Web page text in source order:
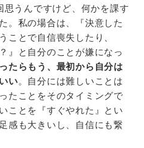
思うんですけど、何かを課す
。私の場合は、『決意した
ことで自信喪失したり、
』と自分のことが嫌になっ
たらもう、最初から自分は
い。自分には難しいことは
たことをそのタイミングで
ことを『すぐやれた』とい
感も大きいし、自信にも繋